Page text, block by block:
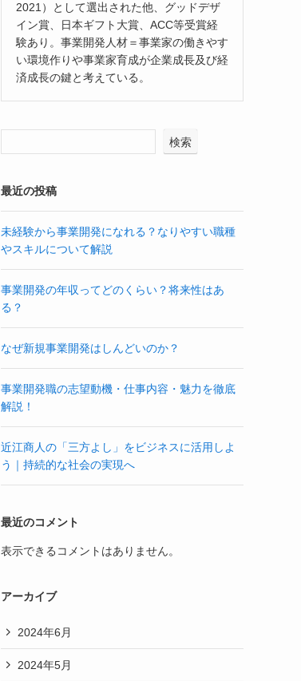
2021）として選出された他、グッドデザ
イン賞、日本ギフト大賞、ACC等受賞経
験あり。事業開発人材＝事業家の働きやす
い環境作りや事業家育成が企業成長及び経
済成長の鍵と考えている。
検索
最近の投稿
未経験から事業開発になれる？なりやすい職種
やスキルについて解説
事業開発の年収ってどのくらい？将来性はあ
る？
なぜ新規事業開発はしんどいのか？
事業開発職の志望動機・仕事内容・魅力を徹底
解説！
近江商人の「三方よし」をビジネスに活用しよ
う｜持続的な社会の実現へ
最近のコメント
表示できるコメントはありません。
アーカイブ
2024年6月
2024年5月